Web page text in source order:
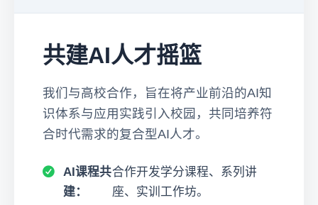
共建AI人才摇篮
我们与高校合作，旨在将产业前沿的AI知
识体系与应用实践引入校园，共同培养符
合时代需求的复合型AI人才。
AI课程共
建：
合作开发学分课程、系列讲
座、实训工作坊。